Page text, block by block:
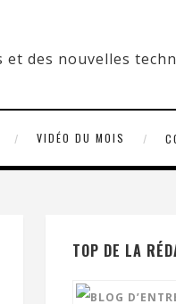
VIDÉO DU MOIS
TOP DE LA